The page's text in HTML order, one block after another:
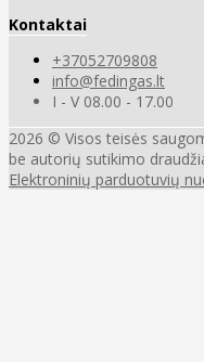
Kontaktai
+37052709808
info@fedingas.lt
I - V 08.00 - 17.00
2026 © Visos teisės
be autorių sutikimo
Elektroninių parduotuvių